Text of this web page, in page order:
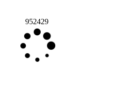
952429